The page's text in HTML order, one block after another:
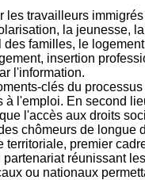
travailleurs
la jeunesse,
familles, le
insertion
l'information.
clés du
l'emploi. En second
l'accès aux droits
chômeurs de
premier
réunissant
ou nationaux